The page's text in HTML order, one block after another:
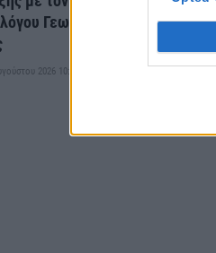
Γεωργών
2026 10:38 ΠΜ
Τετάρτη, 5